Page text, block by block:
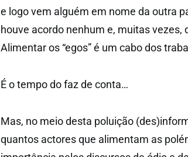
e logo vem alguém em nome da outra
houve acordo nenhum e, muitas
Alimentar os “egos” é um cabo dos
É o tempo do faz de conta…
Mas, no meio desta poluição
quantos actores que alimentam as